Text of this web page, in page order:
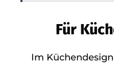
Für
Im